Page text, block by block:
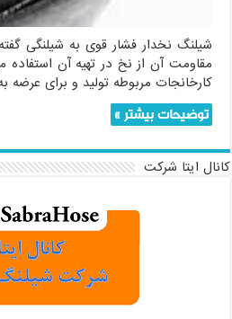
شیلنگ نخدار فشار قوی به شیلنگی
مقاومت آن از نخ در تهیه آن
کارخانجات مربوطه تولید و برای عرضه
توضیحات بیشتر »
کانال ایتا شرکت